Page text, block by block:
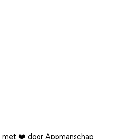
met ❤️ door Appmanschap